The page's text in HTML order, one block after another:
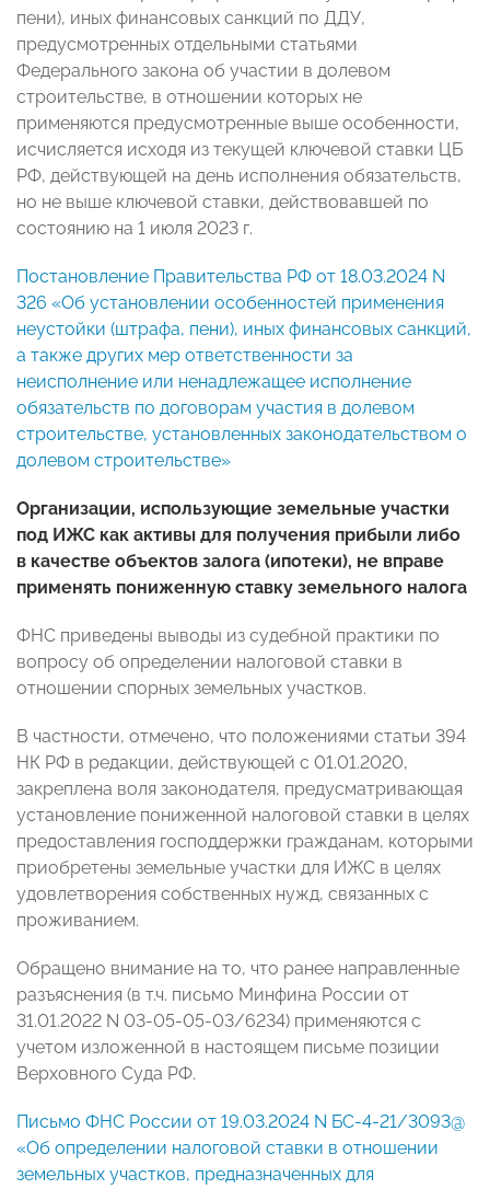
пени), иных финансовых санкций по ДДУ,
предусмотренных отдельными статьями
Федерального закона об участии в долевом
строительстве, в отношении которых не
применяются предусмотренные выше особенности,
исчисляется исходя из текущей ключевой ставки ЦБ
РФ, действующей на день исполнения обязательств,
но не выше ключевой ставки, действовавшей по
состоянию на 1 июля 2023 г.
Постановление Правительства РФ от 18.03.2024 N
326 «Об установлении особенностей применения
неустойки (штрафа, пени), иных финансовых санкций,
а также других мер ответственности за
неисполнение или ненадлежащее исполнение
обязательств по договорам участия в долевом
строительстве, установленных законодательством о
долевом строительстве»
Организации, использующие земельные участки
под ИЖС как активы для получения прибыли либо
в качестве объектов залога (ипотеки), не вправе
применять пониженную ставку земельного налога
ФНС приведены выводы из судебной практики по
вопросу об определении налоговой ставки в
отношении спорных земельных участков.
В частности, отмечено, что положениями статьи 394
НК РФ в редакции, действующей с 01.01.2020,
закреплена воля законодателя, предусматривающая
установление пониженной налоговой ставки в целях
предоставления господдержки гражданам, которыми
приобретены земельные участки для ИЖС в целях
удовлетворения собственных нужд, связанных с
проживанием.
Обращено внимание на то, что ранее направленные
разъяснения (в т.ч. письмо Минфина России от
31.01.2022 N 03-05-05-03/6234) применяются с
учетом изложенной в настоящем письме позиции
Верховного Суда РФ.
Письмо ФНС России от 19.03.2024 N БС-4-21/3093@
«Об определении налоговой ставки в отношении
земельных участков, предназначенных для